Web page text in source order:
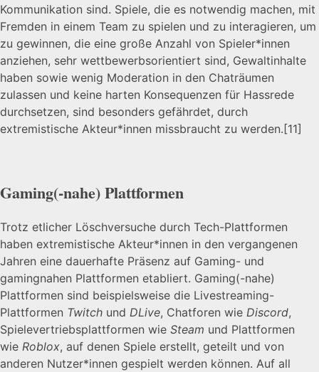
Kommunikation sind. Spiele, die es notwendig machen, mit
Fremden in einem Team zu spielen und zu interagieren, um
zu gewinnen, die eine große Anzahl von Spieler*innen
anziehen, sehr wettbewerbsorientiert sind, Gewaltinhalte
haben sowie wenig Moderation in den Chaträumen
zulassen und keine harten Konsequenzen für Hassrede
durchsetzen, sind besonders gefährdet, durch
extremistische Akteur*innen missbraucht zu werden.[11]
Gaming(-nahe) Plattformen
Trotz etlicher Löschversuche durch Tech-Plattformen
haben extremistische Akteur*innen in den vergangenen
Jahren eine dauerhafte Präsenz auf Gaming- und
gamingnahen Plattformen etabliert. Gaming(-nahe)
Plattformen sind beispielsweise die Livestreaming-
Plattformen Twitch und DLive, Chatforen wie Discord,
Spielevertriebsplattformen wie Steam und Plattformen
wie Roblox, auf denen Spiele erstellt, geteilt und von
anderen Nutzer*innen gespielt werden können. Auf all